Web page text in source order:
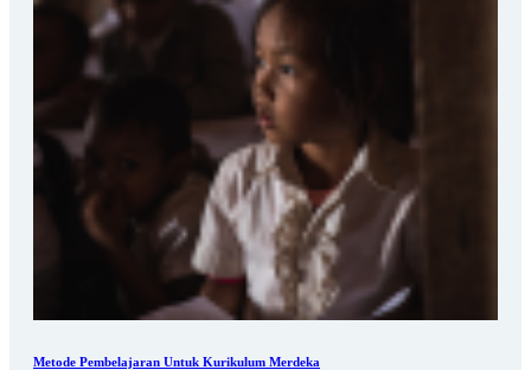
Metode Pembelajaran Untuk Kurikulum Merdeka